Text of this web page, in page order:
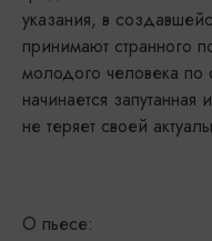
указания, в
принимают странного
молодого человека
начинается запутанная
не теряет своей
О пьесе: